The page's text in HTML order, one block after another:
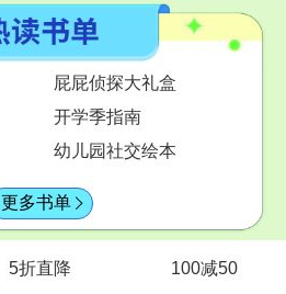
屁屁侦探大礼盒
开学季指南
幼儿园社交绘本
更多书单 
5折直降 100减50